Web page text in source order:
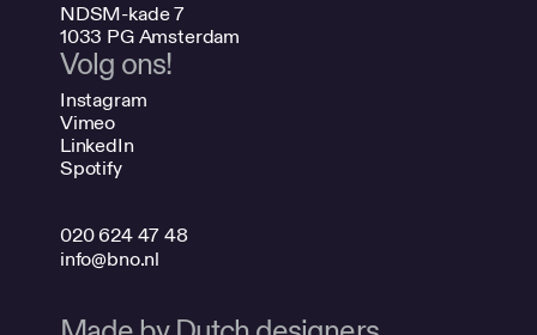
NDSM-kade 7
1033 PG Amsterdam
Volg ons!
Instagram
Vimeo
LinkedIn
Spotify
020 624 47 48
info@bno.nl